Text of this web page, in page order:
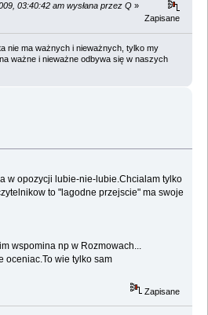
03:40:42 am wysłana przez Q »
Zapisane
nie ma ważnych i nieważnych, tylko my
ważne i nieważne odbywa się w naszych
w opozycji lubie-nie-lubie.Chcialam tylko
to "lagodne przejscie" ma swoje
wspomina np w Rozmowach...
oceniac.To wie tylko sam
Zapisane